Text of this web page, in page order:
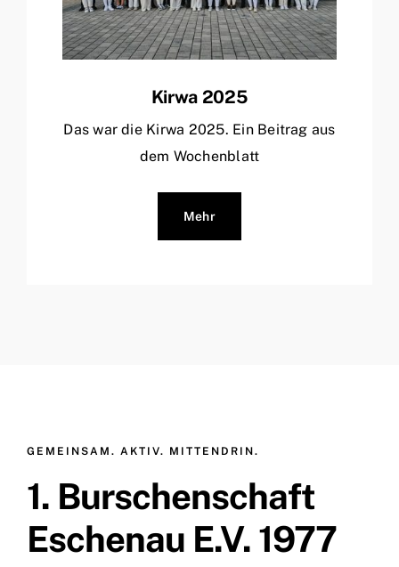
Kirwa 2025
Das war die Kirwa 2025. Ein Beitrag aus
dem Wochenblatt
Mehr
GEMEINSAM. AKTIV. MITTENDRIN.
1. Burschenschaft
Eschenau E.V. 1977